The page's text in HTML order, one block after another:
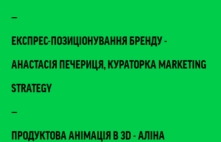
—
ЕКСПРЕС-ПОЗИЦІОНУВАННЯ БРЕНДУ -
АНАСТАСІЯ ПЕЧЕРИЦЯ, КУРАТОРКА MARKETING
STRATEGY
—
ПРОДУКТОВА АНІМАЦІЯ В 3D - АЛІНА